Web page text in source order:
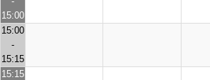
15:00
15:00
-
15:15
15:15